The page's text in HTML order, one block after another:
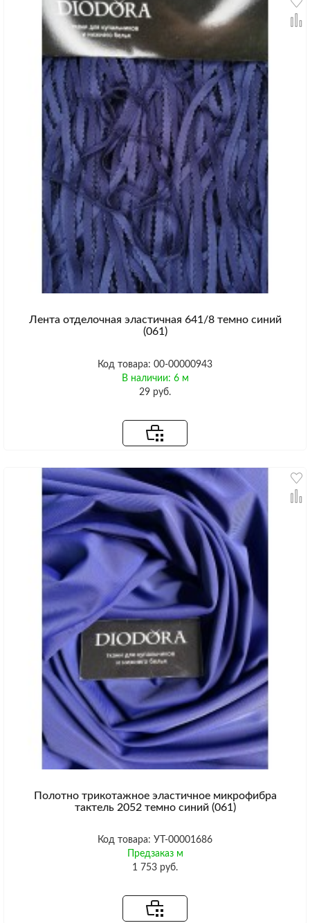
Лента отделочная эластичная 641/8 темно синий
(061)
Код товара: 00-00000943
В наличии: 6 м
29 руб.
Полотно трикотажное эластичное микрофибра
тактель 2052 темно синий (061)
Код товара: УТ-00001686
Предзаказ м
1 753 руб.